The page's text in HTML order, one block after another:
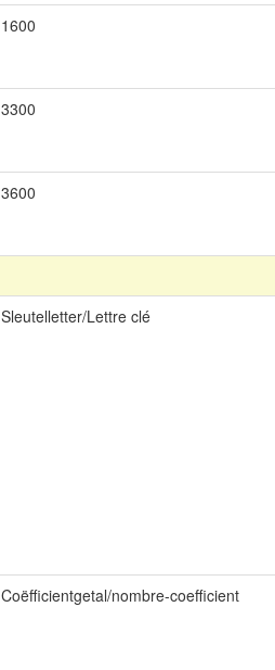
1600
3300
3600
Sleutelletter/Lettre clé
Coëfficientgetal/nombre-coefficient